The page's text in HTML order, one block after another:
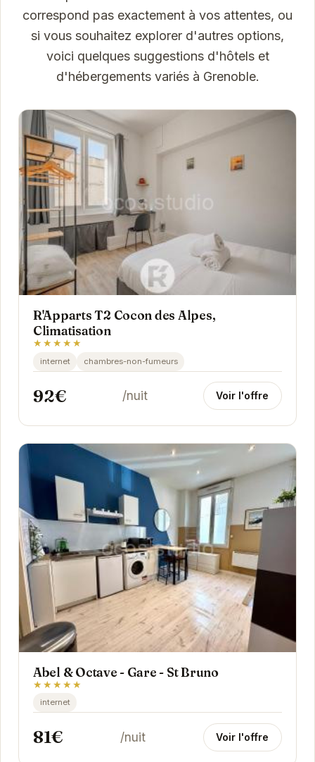
correspond pas exactement à vos attentes, ou
si vous souhaitez explorer d'autres options,
voici quelques suggestions d'hôtels et
d'hébergements variés à Grenoble.
R'Apparts T2 Cocon des Alpes,
Climatisation
★★★★★
internet chambres-non-fumeurs
92€ /nuit Voir l'offre
Abel & Octave - Gare - St Bruno
★★★★★
internet
81€ /nuit Voir l'offre